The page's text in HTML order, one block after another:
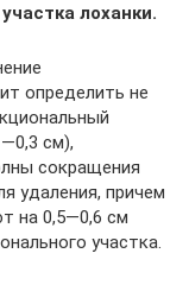
лоханки.
определить не
см),
сокращения
удаления, причем
на 0,5—0,6 см
участка.